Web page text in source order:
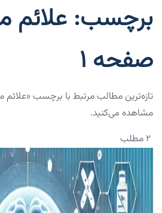
برچسب: علائم
صفحه 1
تازه‌ترین مطالب مرتبط با برچسب «علائم
مشاهده می‌کنید.
۲ مطلب